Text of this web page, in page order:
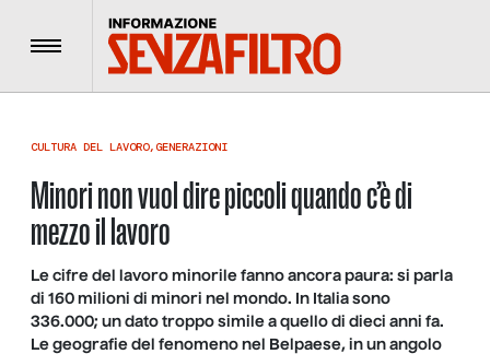
Menu
CULTURA DEL LAVORO,GENERAZIONI
Minori non vuol dire piccoli quando c’è di
mezzo il lavoro
Le cifre del lavoro minorile fanno ancora paura: si parla
di 160 milioni di minori nel mondo. In Italia sono
336.000; un dato troppo simile a quello di dieci anni fa.
Le geografie del fenomeno nel Belpaese, in un angolo